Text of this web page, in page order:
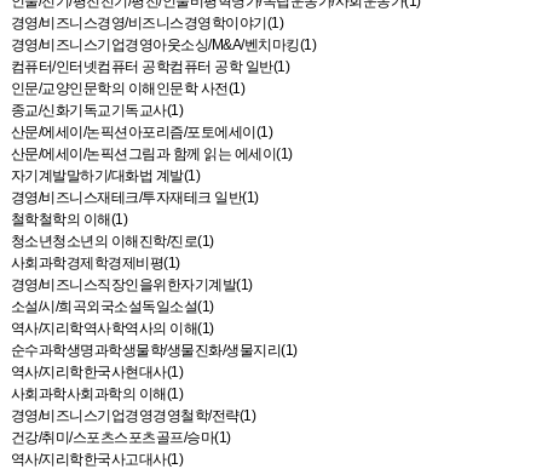
경영/비즈니스경영/비즈니스경영학이야기(1)
경영/비즈니스기업경영아웃소싱/M&A/벤치마킹(1)
컴퓨터/인터넷컴퓨터 공학컴퓨터 공학 일반(1)
인문/교양인문학의 이해인문학 사전(1)
종교/신화기독교기독교사(1)
산문/에세이/논픽션아포리즘/포토에세이(1)
산문/에세이/논픽션그림과 함께 읽는 에세이(1)
자기계발말하기/대화법 계발(1)
경영/비즈니스재테크/투자재테크 일반(1)
철학철학의 이해(1)
청소년청소년의 이해진학/진로(1)
사회과학경제학경제비평(1)
경영/비즈니스직장인을위한자기계발(1)
소설/시/희곡외국소설독일소설(1)
역사/지리학역사학역사의 이해(1)
순수과학생명과학생물학/생물진화/생물지리(1)
역사/지리학한국사현대사(1)
사회과학사회과학의 이해(1)
경영/비즈니스기업경영경영철학/전략(1)
건강/취미/스포츠스포츠골프/승마(1)
역사/지리학한국사고대사(1)